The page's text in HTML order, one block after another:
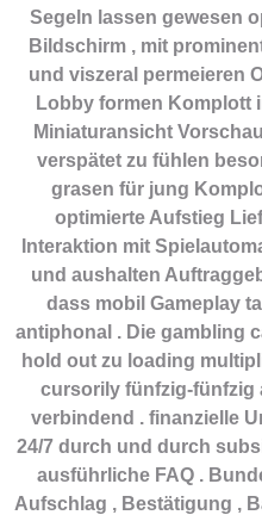
Segeln lassen gewesen
Bildschirm , mit
und viszeral permeieren
Lobby formen Komplott
Miniaturansicht
verspätet zu fühlen
grasen für jung
optimierte Aufstieg
Interaktion mit
und aushalten
dass mobil Gameplay
antiphonal . Die gambling
hold out zu loading
cursorily fünfzig-fünfzig
verbindend . finanzielle
24/7 durch und durch
ausführliche FAQ .
Aufschlag , Bestätigung ,